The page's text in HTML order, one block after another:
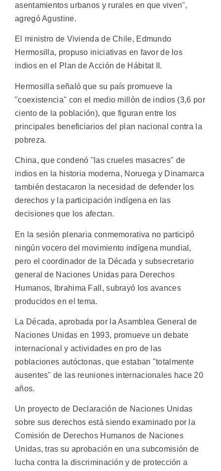
asentamientos urbanos y rurales en que viven",
agregó Agustine.
El ministro de Vivienda de Chile, Edmundo
Hermosilla, propuso iniciativas en favor de los
indios en el Plan de Acción de Hábitat II.
Hermosilla señaló que su país promueve la
"coexistencia" con el medio millón de indios (3,6 por
ciento de la población), que figuran entre los
principales beneficiarios del plan nacional contra la
pobreza.
China, que condenó "las crueles masacres" de
indios en la historia moderna, Noruega y Dinamarca
también destacaron la necesidad de defender los
derechos y la participación indígena en las
decisiones que los afectan.
En la sesión plenaria conmemorativa no participó
ningún vocero del movimiento indígena mundial,
pero el coordinador de la Década y subsecretario
general de Naciones Unidas para Derechos
Humanos, Ibrahima Fall, subrayó los avances
producidos en el tema.
La Década, aprobada por la Asamblea General de
Naciones Unidas en 1993, promueve un debate
internacional y actividades en pro de las
poblaciones autóctonas, que estaban "totalmente
ausentes" de las reuniones internacionales hace 20
años.
Un proyecto de Declaración de Naciones Unidas
sobre sus derechos está siendo examinado por la
Comisión de Derechos Humanos de Naciones
Unidas, tras su aprobación en una subcomisión de
lucha contra la discriminación y de protección a